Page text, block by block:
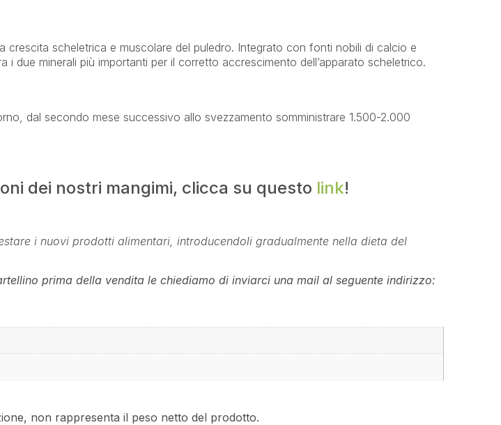
crescita scheletrica e muscolare del puledro. Integrato con fonti nobili di calcio e
due minerali più importanti per il corretto accrescimento dell’apparato scheletrico.
dal secondo mese successivo allo svezzamento somministrare 1.500-2.000
dei nostri mangimi, clicca su questo link!
i nuovi prodotti alimentari, introducendoli gradualmente nella dieta del
prima della vendita le chiediamo di inviarci una mail al seguente indirizzo:
non rappresenta il peso netto del prodotto.